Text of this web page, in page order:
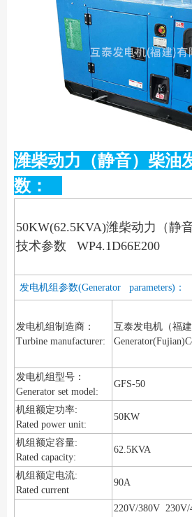
潍柴动力（静音）柴油
数：
50KW(62.5KVA)潍柴动力（静
技术参数 WP4.1D66E200
发电机组参数(Generator parameters)：
发电机组制造商：
Turbine manufacturer:
互泰发电机（福
发电机组型号：
Generator set model:
GFS-50
机组额定功率:
Rated power unit:
50KW
机组额定容量:
Rated capacity:
62.5KVA
机组额定电流:
Rated current
90A
220V/380V